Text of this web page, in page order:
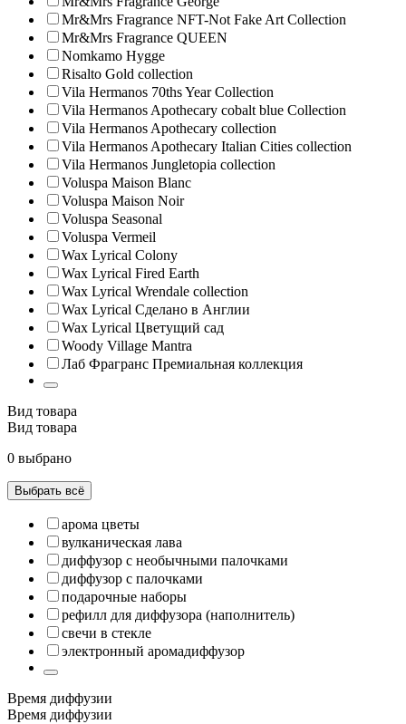
Mr&Mrs Fragrance NFT-Not Fake Art Collection
Mr&Mrs Fragrance QUEEN
Nomkamo Hygge
Risalto Gold collection
Vila Hermanos 70ths Year Collection
Vila Hermanos Apothecary cobalt blue Collection
Vila Hermanos Apothecary collection
Vila Hermanos Apothecary Italian Cities collection
Vila Hermanos Jungletopia collection
Voluspa Maison Blanc
Voluspa Maison Noir
Voluspa Seasonal
Voluspa Vermeil
Wax Lyrical Colony
Wax Lyrical Fired Earth
Wax Lyrical Wrendale collection
Wax Lyrical Сделано в Англии
Wax Lyrical Цветущий сад
Woody Village Mantra
Лаб Фрагранс Премиальная коллекция
Вид товара
Вид товара
0 выбрано
Выбрать всё
арома цветы
вулканическая лава
диффузор с необычными палочками
диффузор с палочками
подарочные наборы
рефилл для диффузора (наполнитель)
свечи в стекле
электронный аромадиффузор
Время диффузии
Время диффузии